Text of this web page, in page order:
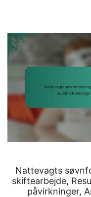
Nattevagts
skiftearbejde,
påvirkninger,